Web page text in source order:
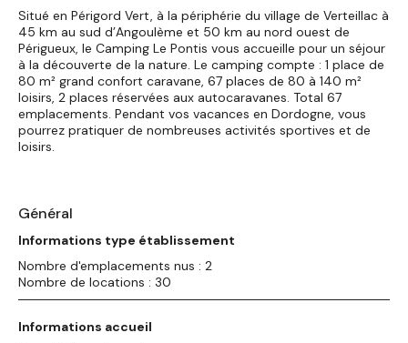
Situé en Périgord Vert, à la périphérie du village de Verteillac à
45 km au sud d’Angoulème et 50 km au nord ouest de
Périgueux, le Camping Le Pontis vous accueille pour un séjour
à la découverte de la nature. Le camping compte : 1 place de
80 m² grand confort caravane, 67 places de 80 à 140 m²
loisirs, 2 places réservées aux autocaravanes. Total 67
emplacements. Pendant vos vacances en Dordogne, vous
pourrez pratiquer de nombreuses activités sportives et de
loisirs.
Général
Informations type établissement
Nombre d'emplacements nus : 2
Nombre de locations : 30
Informations accueil